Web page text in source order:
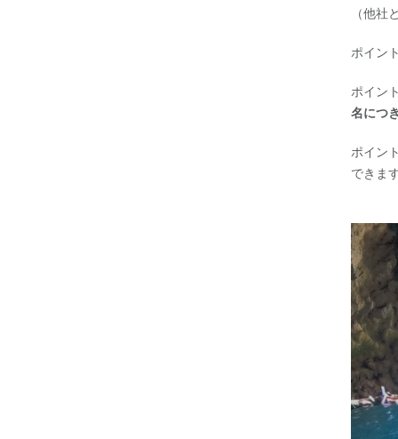
（他社
ポイン
ポイン
名につ
ポイン
できま